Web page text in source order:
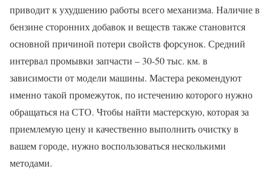
приводит к ухудшению работы всего механизма. Наличие в
бензине сторонних добавок и веществ также становится
основной причиной потери свойств форсунок. Средний
интервал промывки запчасти – 30-50 тыс. км. в
зависимости от модели машины. Мастера рекомендуют
именно такой промежуток, по истечению которого нужно
обращаться на СТО. Чтобы найти мастерскую, которая за
приемлемую цену и качественно выполнить очистку в
вашем городе, нужно воспользоваться несколькими
методами.